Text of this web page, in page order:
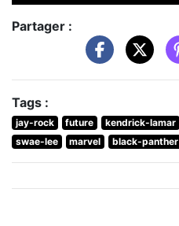
Partager :
Tags :
jay-rock future kendrick-lamar
swae-lee
marvel black-panther